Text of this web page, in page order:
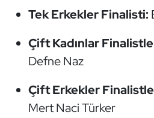
Tek Erkekler Finalisti:
Çift Kadınlar
Defne Naz
Çift Erkekler
Mert Naci Türker
Okçuluk
Optimist
Özel Sporcular